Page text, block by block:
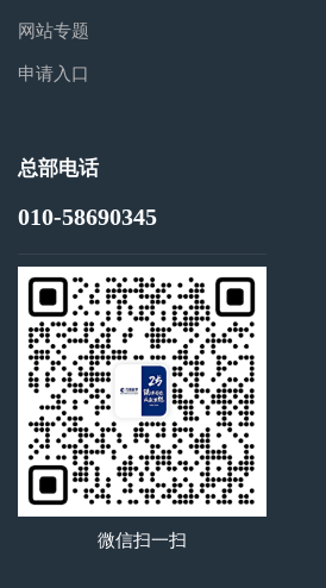
网站专题
申请入口
总部电话
010-58690345
微信扫一扫